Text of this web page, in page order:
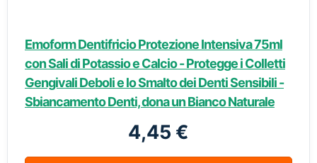
Emoform Dentifricio Protezione Intensiva 75ml
con Sali di Potassio e Calcio - Protegge i Colletti
Gengivali Deboli e lo Smalto dei Denti Sensibili -
Sbiancamento Denti, dona un Bianco Naturale
4,45 €